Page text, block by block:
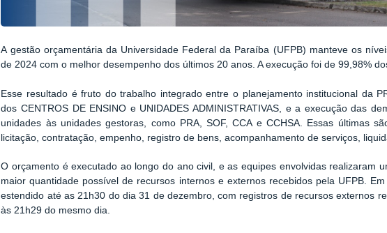
A gestão orçamentária da Universidade Federal da Paraíba (UFPB) manteve os
de 2024 com o melhor desempenho dos últimos 20 anos. A execução foi de 99,98%
Esse resultado é fruto do trabalho integrado entre o planejamento institucional da
dos CENTROS DE ENSINO e UNIDADES ADMINISTRATIVAS, e a execução das
unidades às unidades gestoras, como PRA, SOF, CCA e CCHSA. Essas últimas
licitação, contratação, empenho, registro de bens, acompanhamento de serviços,
O orçamento é executado ao longo do ano civil, e as equipes envolvidas realizaram
maior quantidade possível de recursos internos e externos recebidos pela UFPB.
estendido até as 21h30 do dia 31 de dezembro, com registros de recursos externos
às 21h29 do mesmo dia.